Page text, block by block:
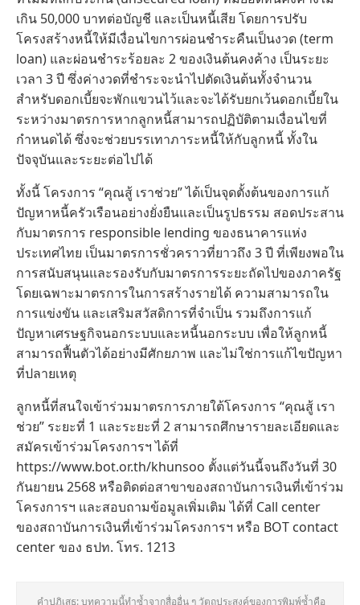
เกิน 50,000 บาทต่อบัญชี และเป็นหนี้เสีย โดยการปรับ
โครงสร้างหนี้ให้มีเงื่อนไขการผ่อนชำระคืนเป็นงวด (term
loan) และผ่อนชำระร้อยละ 2 ของเงินต้นคงค้าง เป็นระยะ
เวลา 3 ปี ซึ่งค่างวดที่ชำระจะนำไปตัดเงินต้นทั้งจำนวน
สำหรับดอกเบี้ยจะพักแขวนไว้และจะได้รับยกเว้นดอกเบี้ยใน
ระหว่างมาตรการหากลูกหนี้สามารถปฏิบัติตามเงื่อนไขที่
กำหนดได้ ซึ่งจะช่วยบรรเทาภาระหนี้ให้กับลูกหนี้ ทั้งใน
ปัจจุบันและระยะต่อไปได้
ทั้งนี้ โครงการ “คุณสู้ เราช่วย” ได้เป็นจุดตั้งต้นของการแก้
ปัญหาหนี้ครัวเรือนอย่างยั่งยืนและเป็นรูปธรรม สอดประสาน
กับมาตรการ responsible lending ของธนาคารแห่ง
ประเทศไทย เป็นมาตรการชั่วคราวที่ยาวถึง 3 ปี ที่เพียงพอใน
การสนับสนุนและรองรับกับมาตรการระยะถัดไปของภาครัฐ
โดยเฉพาะมาตรการในการสร้างรายได้ ความสามารถใน
การแข่งขัน และเสริมสวัสดิการที่จำเป็น รวมถึงการแก้
ปัญหาเศรษฐกิจนอกระบบและหนี้นอกระบบ เพื่อให้ลูกหนี้
สามารถฟื้นตัวได้อย่างมีศักยภาพ และไม่ใช่การแก้ไขปัญหา
ที่ปลายเหตุ
ลูกหนี้ที่สนใจเข้าร่วมมาตรการภายใต้โครงการ “คุณสู้ เรา
ช่วย” ระยะที่ 1 และระยะที่ 2 สามารถศึกษารายละเอียดและ
สมัครเข้าร่วมโครงการฯ ได้ที่
https://www.bot.or.th/khunsoo ตั้งแต่วันนี้จนถึงวันที่ 30
กันยายน 2568 หรือติดต่อสาขาของสถาบันการเงินที่เข้าร่วม
โครงการฯ และสอบถามข้อมูลเพิ่มเติม ได้ที่ Call center
ของสถาบันการเงินที่เข้าร่วมโครงการฯ หรือ BOT contact
center ของ ธปท. โทร. 1213
คำปฏิเสธ: บทความนี้ทำซ้ำจากสื่ออื่น ๆ วัตถุประสงค์ของการพิมพ์ซ้ำคือ